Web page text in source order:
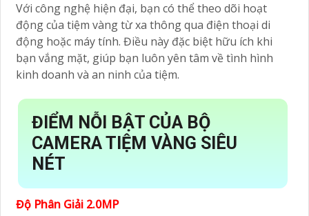
Với công nghệ hiện đại, bạn có thể theo dõi hoạt
động của tiệm vàng từ xa thông qua điện thoại di
động hoặc máy tính. Điều này đặc biệt hữu ích khi
bạn vắng mặt, giúp bạn luôn yên tâm về tình hình
kinh doanh và an ninh của tiệm.
ĐIỂM NỖI BẬT CỦA BỘ
CAMERA TIỆM VÀNG SIÊU
NÉT
Độ Phân Giải 2.0MP